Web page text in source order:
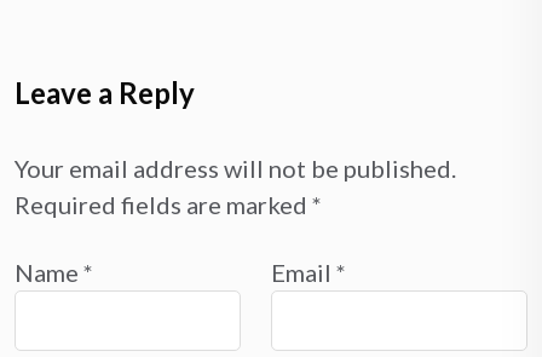
Leave a Reply
Your email address will not be published.
Required fields are marked *
Name * Email *